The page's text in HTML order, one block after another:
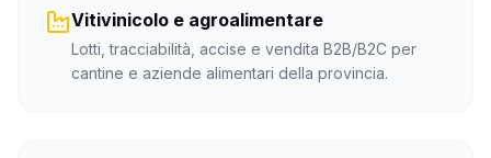
Vitivinicolo e agroalimentare
Lotti, tracciabilità, accise e vendita B2B/B2C per
cantine e aziende alimentari della provincia.